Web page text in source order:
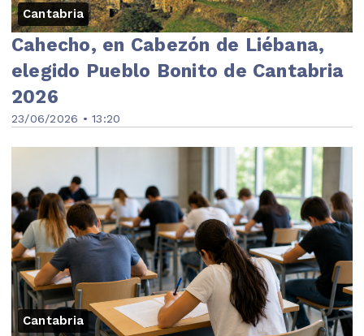
Cantabria
23/06/2026 • 13:20
Cahecho, en Cabezón de Liébana,
elegido Pueblo Bonito de Cantabria
2026
Cantabria